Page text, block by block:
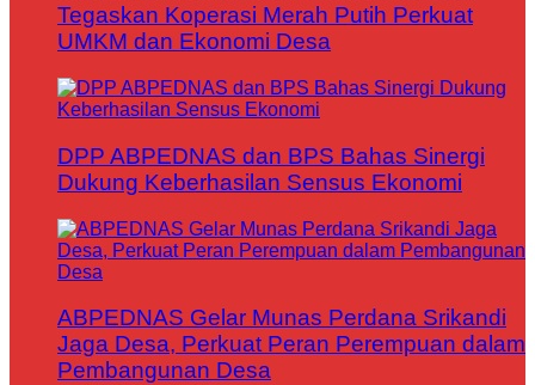
Tegaskan Koperasi Merah Putih Perkuat
UMKM dan Ekonomi Desa
DPP ABPEDNAS dan BPS Bahas Sinergi
Dukung Keberhasilan Sensus Ekonomi
ABPEDNAS Gelar Munas Perdana Srikandi
Jaga Desa, Perkuat Peran Perempuan dalam
Pembangunan Desa